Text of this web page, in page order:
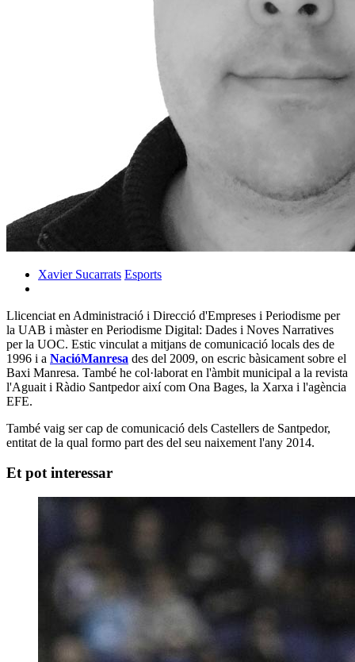
Xavier Sucarrats Esports
Llicenciat en Administració i Direcció d'Empreses i Periodisme per
la UAB i màster en Periodisme Digital: Dades i Noves Narratives
per la UOC. Estic vinculat a mitjans de comunicació locals des de
1996 i a NacióManresa des del 2009, on escric bàsicament sobre el
Baxi Manresa. També he col·laborat en l'àmbit municipal a la revista
l'Aguait i Ràdio Santpedor així com Ona Bages, la Xarxa i l'agència
EFE.
També vaig ser cap de comunicació dels Castellers de Santpedor,
entitat de la qual formo part des del seu naixement l'any 2014.
Et pot interessar